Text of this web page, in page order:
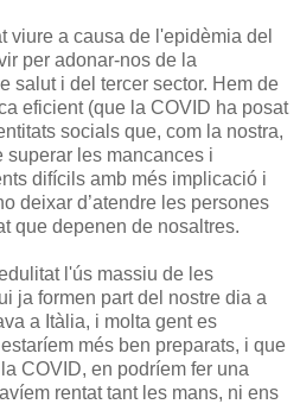
viure a causa de l'epidèmia del
per adonar-nos de la
salut i del tercer sector. Hem de
eficient (que la COVID ha posat
socials que, com la nostra,
superar les mancances i
difícils amb més implicació i
deixar d’atendre les persones
que depenen de nosaltres.
l'ús massiu de les
ja formen part del nostre dia a
a Itàlia, i molta gent es
més ben preparats, i que
COVID, en podríem fer una
rentat tant les mans, ni ens